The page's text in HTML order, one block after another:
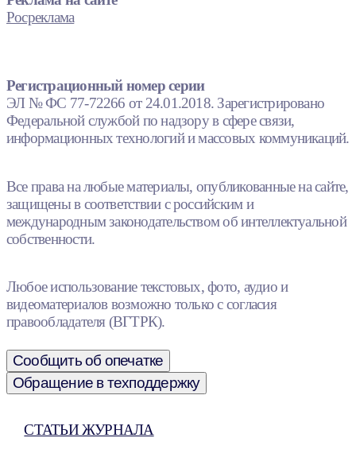
Росреклама
Регистрационный номер серии
ЭЛ № ФС 77-72266 от 24.01.2018. Зарегистрировано
Федеральной службой по надзору в сфере связи,
информационных технологий и массовых коммуникаций.
Все права на любые материалы, опубликованные на сайте,
защищены в соответствии с российским и
международным законодательством об интеллектуальной
собственности.
Любое использование текстовых, фото, аудио и
видеоматериалов возможно только с согласия
правообладателя (ВГТРК).
Сообщить об опечатке
Обращение в техподдержку
СТАТЬИ ЖУРНАЛА